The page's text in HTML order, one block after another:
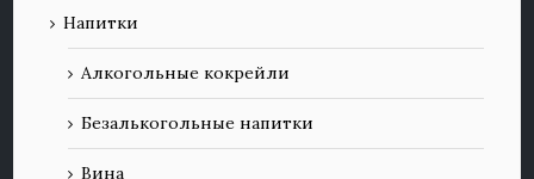
Напитки
Алкогольные кокрейли
Безалькогольные напитки
Вина